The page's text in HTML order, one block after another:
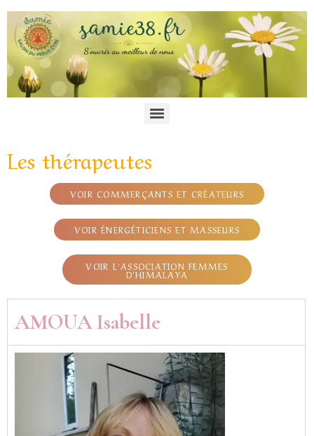
Les thérapeutes
VOIR COMMERÇANTS ET CRÉATEURS
VOIR ÉNERGÉTICIENS ET MASSEURS
VOIR L'ASSOCIATION FEMMES
D'HIMALAYA
AMOUA Isabelle